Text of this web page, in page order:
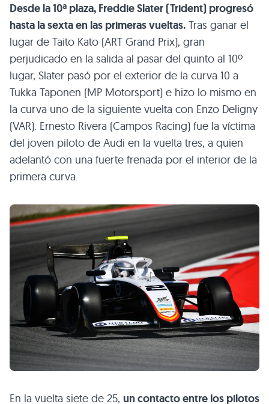
Desde la 10ª plaza, Freddie Slater (Trident) progresó
hasta la sexta en las primeras vueltas. Tras ganar el
lugar de Taito Kato (ART Grand Prix), gran
perjudicado en la salida al pasar del quinto al 10º
lugar, Slater pasó por el exterior de la curva 10 a
Tukka Taponen (MP Motorsport) e hizo lo mismo en
la curva uno de la siguiente vuelta con Enzo Deligny
(VAR). Ernesto Rivera (Campos Racing) fue la víctima
del joven piloto de Audi en la vuelta tres, a quien
adelantó con una fuerte frenada por el interior de la
primera curva.
En la vuelta siete de 25, un contacto entre los pilotos